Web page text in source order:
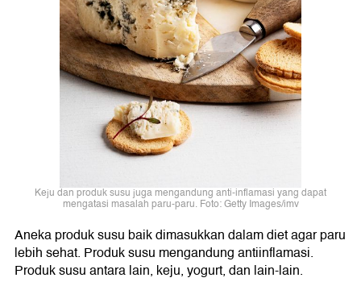
Keju dan produk susu juga mengandung anti-inflamasi yang dapat
mengatasi masalah paru-paru. Foto: Getty Images/imv
Aneka produk susu baik dimasukkan dalam diet agar paru
lebih sehat. Produk susu mengandung antiinflamasi.
Produk susu antara lain, keju, yogurt, dan lain-lain.